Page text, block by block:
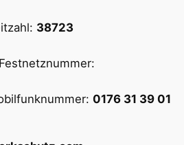
38723
0176 31 39 01